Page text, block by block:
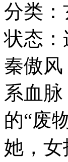
分类：
状态：
秦傲
系血
的“废
她，